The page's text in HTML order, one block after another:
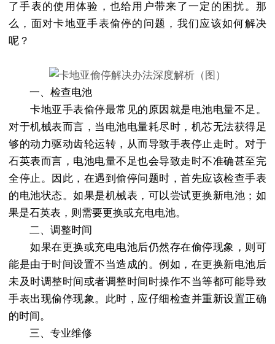
了手表的使用体验，也给用户带来了一定的困扰。那
么，面对卡地亚手表偷停的问题，我们应该如何解决
呢？
一、检查电池
卡地亚手表偷停最常见的原因就是电池电量不足。
对于机械表而言，当电池电量耗尽时，机芯无法获得足
够的动力驱动齿轮运转，从而导致手表停止走时。对于
石英表而言，电池电量不足也会导致走时不准确甚至完
全停止。因此，在遇到偷停问题时，首先应该检查手表
的电池状态。如果是机械表，可以尝试更换新电池；如
果是石英表，则需要更换或充电电池。
二、调整时间
如果在更换或充电电池后仍然存在偷停现象，则可
能是由于时间设置不当造成的。例如，在更换新电池后
未及时调整时间或者调整时间时操作不当等都可能导致
手表出现偷停现象。此时，应仔细检查并重新设置正确
的时间。
三、专业维修